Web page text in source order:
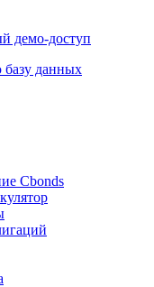
демо-доступ
базу данных
Cbonds